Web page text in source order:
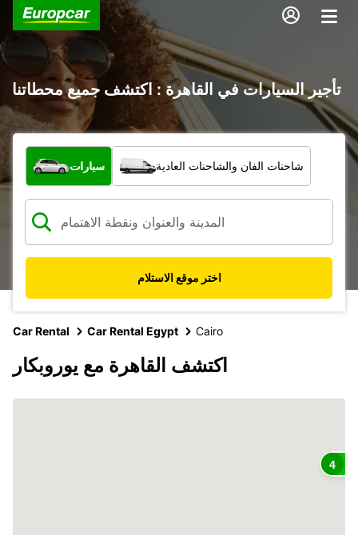
تأجير السيارات في القاهرة : اكتشف جميع محطاتنا
ما نوع المركبة؟
سيارات شاحنات الفان والشاحنات العادية
اختر موقع الاستلام
Car Rental Car Rental Egypt Cairo
اكتشف القاهرة مع يوروبكار
4